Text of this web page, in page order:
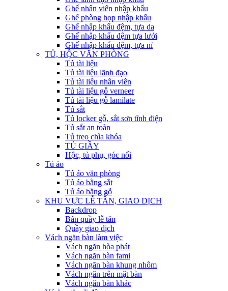
Ghế nhân viên nhập khẩu
Ghế phòng họp nhập khẩu
Ghế nhập khẩu đệm, tựa da
Ghế nhập khẩu đệm tựa lưới
Ghế nhập khẩu đệm, tựa nỉ
TỦ, HỘC VĂN PHÒNG
Tủ tài liệu
Tủ tài liệu lãnh đạo
Tủ tài liệu nhân viên
Tủ tài liệu gỗ verneer
Tủ tài liệu gỗ lamilate
Tủ sắt
Tủ locker gỗ, sắt sơn tĩnh điện
Tủ sắt an toàn
Tủ treo chìa khóa
TỦ GIẦY
Hộc, tủ phụ, góc nối
Tủ áo
Tủ áo văn phòng
Tủ áo bằng sắt
Tủ áo bằng gỗ
KHU VỰC LỄ TÂN, GIAO DỊCH
Backdrop
Bàn quầy lễ tân
Quầy giao dịch
Vách ngăn bàn làm việc
Vách ngăn hòa phát
Vách ngăn bàn fami
Vách ngăn bàn khung nhôm
Vách ngăn trên mặt bàn
Vách ngăn bàn khác